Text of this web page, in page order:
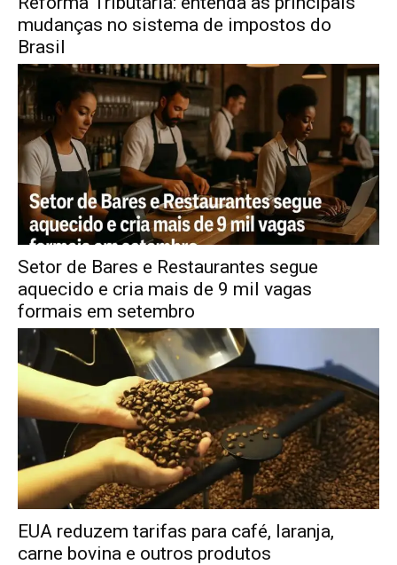
mudanças no sistema de impostos do
Brasil
Setor de Bares e Restaurantes segue
aquecido e cria mais de 9 mil vagas
formais em setembro
EUA reduzem tarifas para café, laranja,
carne bovina e outros produtos